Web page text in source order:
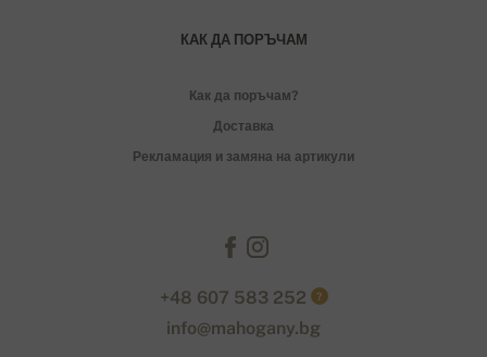
КАК ДА ПОРЪЧАМ
Как да поръчам?
Доставка
Рекламация и замяна на артикули
+48 607 583 252 ?
info@mahogany.bg